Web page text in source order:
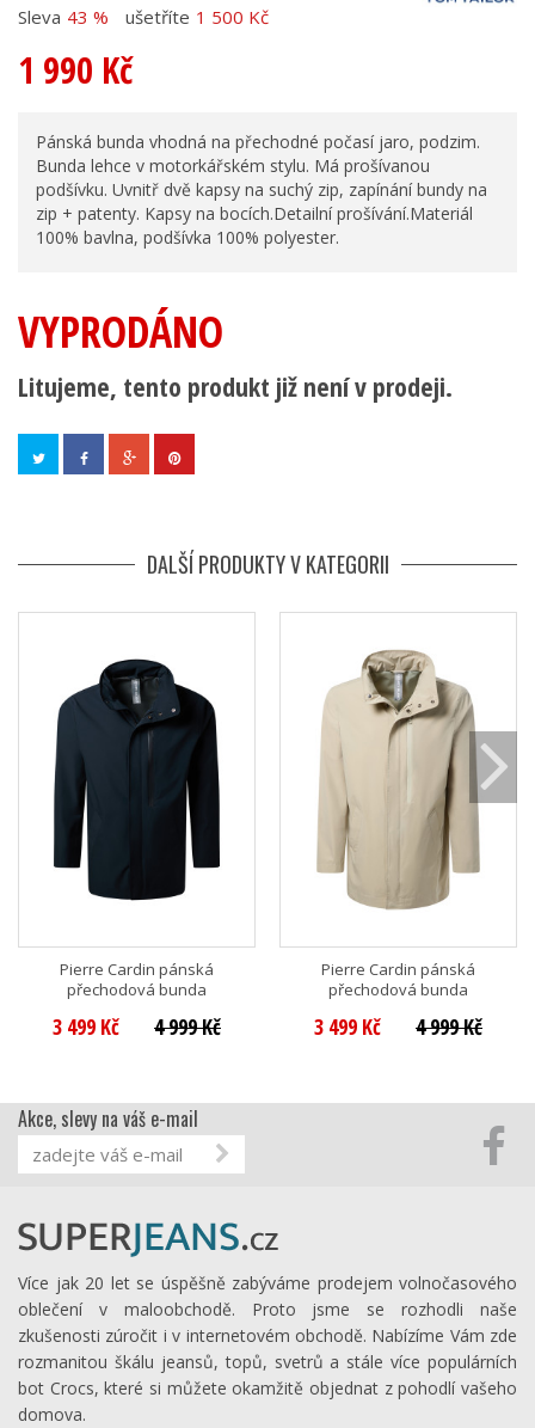
Sleva 43 % ušetříte 1 500 Kč
1 990 Kč
Pánská bunda vhodná na přechodné počasí jaro, podzim.
Bunda lehce v motorkářském stylu. Má prošívanou
podšívku. Uvnitř dvě kapsy na suchý zip, zapínání bundy na
zip + patenty. Kapsy na bocích.Detailní prošívání.Materiál
100% bavlna, podšívka 100% polyester.
VYPRODÁNO
Litujeme, tento produkt již není v prodeji.
DALŠÍ PRODUKTY V KATEGORII
Pierre Cardin pánská
přechodová bunda
3 499 Kč 4 999 Kč
Pierre Cardin pánská
přechodová bunda
3 499 Kč 4 999 Kč
Akce, slevy na váš e-mail
Více jak 20 let se úspěšně zabýváme prodejem volnočasového
oblečení v maloobchodě. Proto jsme se rozhodli naše
zkušenosti zúročit i v internetovém obchodě. Nabízíme Vám zde
rozmanitou škálu jeansů, topů, svetrů a stále více populárních
bot Crocs, které si můžete okamžitě objednat z pohodlí vašeho
domova.